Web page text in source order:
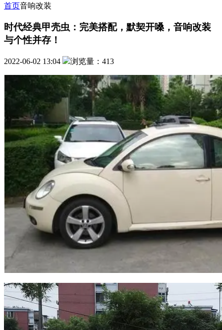
首页音响改装
时代经典甲壳虫：完美搭配，默契开嗓，音响改装
与个性并存！
2022-06-02 13:04 浏览量：413